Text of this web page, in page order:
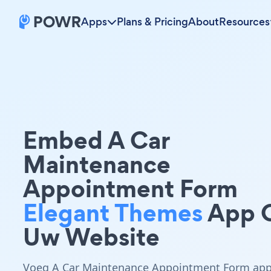
Apps Plans & PricingAboutResources
Embed A Car
Maintenance
Appointment Form
Elegant ThemesApp
Uw Website
Voeg A Car Maintenance Appointment Form